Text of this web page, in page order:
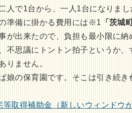
人で1台から、一人1台になりまし
準備に掛かる費用には※1 「茨城
が出来たので、負担も最小限に納
不思議にトントン拍子というか
りません。
娘の保育園です。そこは引き続き
取得補助金（新しいウィンドウ